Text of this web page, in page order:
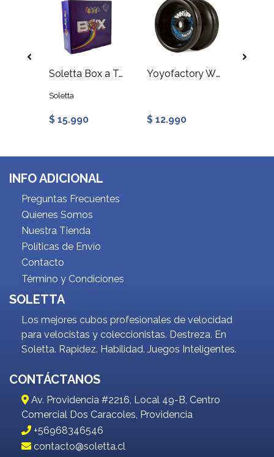
Soletta Box a Tu Medida
Soletta
$ 15.990
Yoyofactory Whip Con Respuesta
$ 12.990
INFO ADICIONAL
Preguntas Frecuentes
Quienes Somos
Nuestra Tienda
Políticas de Envío
Contacto
Término y Condiciones
SOLETTA
Los mejores cubos profesionales de velocidad
para velocistas y coleccionistas. Destreza. En
Soletta. Rapidez. Habilidad. Juegos Inteligentes.
CONTÁCTANOS
Av. Providencia #2216, Local 49-B, Centro
Comercial Dos Caracoles, Providencia
+56968346546
contacto@soletta.cl